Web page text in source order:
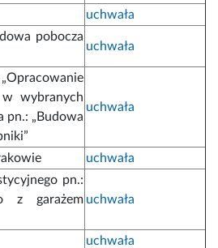
uchwała
pobocza
uchwała
wybranych
pn.: „Budowa
uchwała
uchwała
pn.:
z garażem uchwała
uchwała